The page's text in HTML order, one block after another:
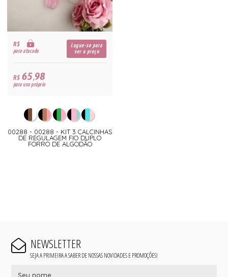
R$
para atacado
Logue-se para
ver o preço
R$65,98
para uso próprio
00288 - 00288 - KIT 3 CALCINHAS
DE REGULAGEM FIO DUPLO
FORRO DE ALGODÃO
NEWSLETTER
SEJA A PRIMEIRA A SABER DE NOSSAS NOVIDADES E PROMOÇÕES!